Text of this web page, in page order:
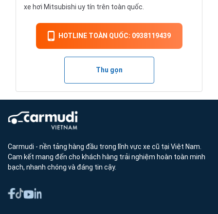
xe hơi Mitsubishi uy tín trên toàn quốc.
HOTLINE TOÀN QUỐC: 0938119439
Thu gọn
Carmudi - nền tảng hàng đầu trong lĩnh vực xe cũ tại Việt Nam.
Cam kết mang đến cho khách hàng trải nghiệm hoàn toàn minh
bạch, nhanh chóng và đáng tin cậy.